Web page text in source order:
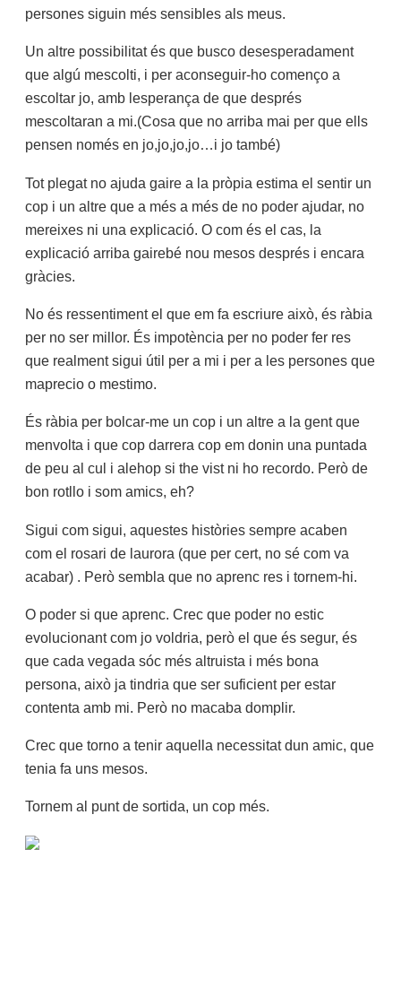
persones siguin més sensibles als meus.
Un altre possibilitat és que busco desesperadament
que algú mescolti, i per aconseguir-ho començo a
escoltar jo, amb lesperança de que després
mescoltaran a mi.(Cosa que no arriba mai per que ells
pensen només en jo,jo,jo,jo…i jo també)
Tot plegat no ajuda gaire a la pròpia estima el sentir un
cop i un altre que a més a més de no poder ajudar, no
mereixes ni una explicació. O com és el cas, la
explicació arriba gairebé nou mesos després i encara
gràcies.
No és ressentiment el que em fa escriure això, és ràbia
per no ser millor. És impotència per no poder fer res
que realment sigui útil per a mi i per a les persones que
maprecio o mestimo.
És ràbia per bolcar-me un cop i un altre a la gent que
menvolta i que cop darrera cop em donin una puntada
de peu al cul i alehop si the vist ni ho recordo. Però de
bon rotllo i som amics, eh?
Sigui com sigui, aquestes històries sempre acaben
com el rosari de laurora (que per cert, no sé com va
acabar) . Però sembla que no aprenc res i tornem-hi.
O poder si que aprenc. Crec que poder no estic
evolucionant com jo voldria, però el que és segur, és
que cada vegada sóc més altruista i més bona
persona, això ja tindria que ser suficient per estar
contenta amb mi. Però no macaba domplir.
Crec que torno a tenir aquella necessitat dun amic, que
tenia fa uns mesos.
Tornem al punt de sortida, un cop més.